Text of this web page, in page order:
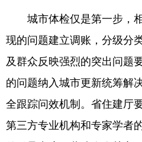
城市体检仅是第一步，
现的问题建立调账，分级分
及群众反映强烈的突出问题
的问题纳入城市更新统筹解
全跟踪问效机制。省住建厅
第三方专业机构和专家学者